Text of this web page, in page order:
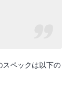
ペックは以下の